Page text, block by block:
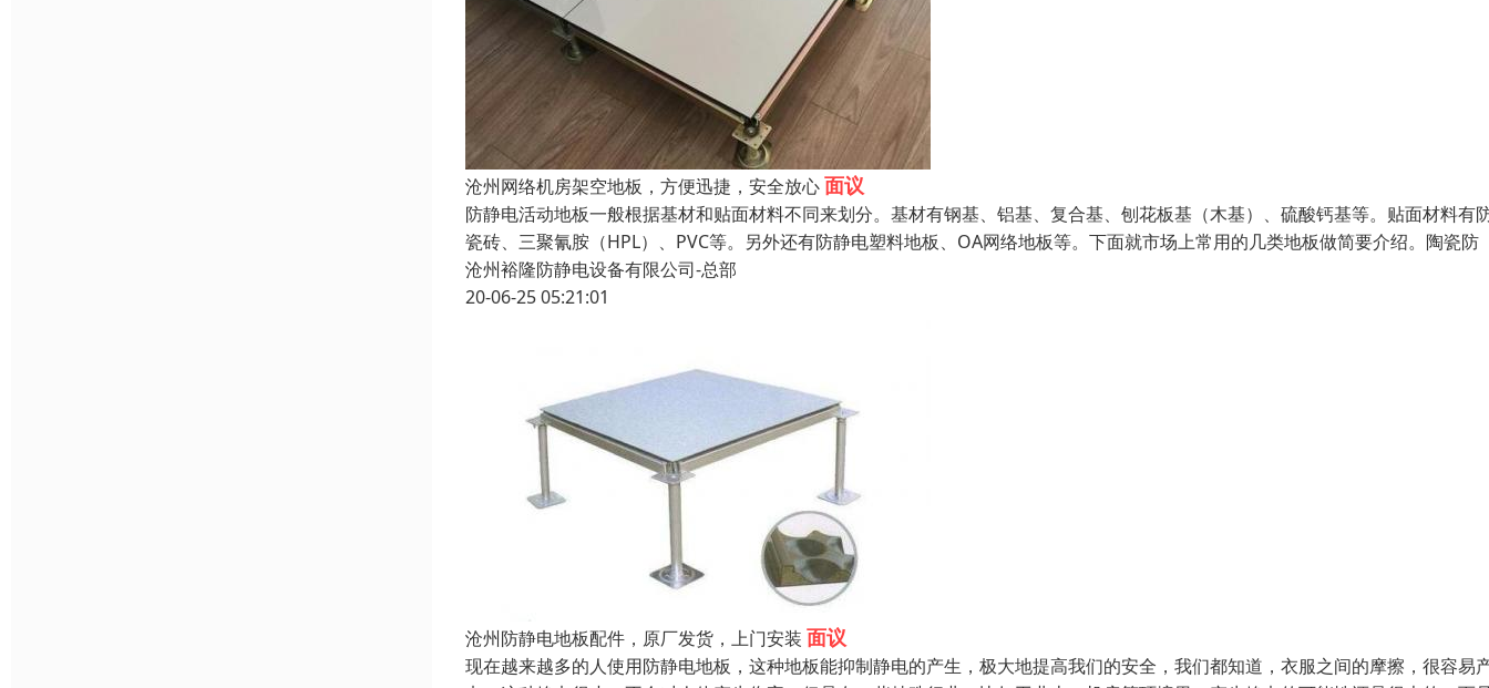
沧州网络机房架空地板，方便迅捷，安全放心面议
防静电活动地板一般根据基材和贴面材料不同来划分。基材有钢基、铝基、复合基、刨花板基（木基）、硫酸钙基等。贴面材料有
瓷砖、三聚氰胺（HPL）、PVC等。另外还有防静电塑料地板、OA网络地板等。下面就市场上常用的几类地板做简要介绍。陶瓷防
沧州裕隆防静电设备有限公司-总部
20-06-25 05:21:01
沧州防静电地板配件，原厂发货，上门安装 面议
现在越来越多的人使用防静电地板，这种地板能抑制静电的产生，极大地提高我们的安全，我们都知道，衣服之间的摩擦，很容易